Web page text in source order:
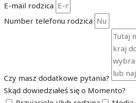
E-mail rodzica
Number telefonu rodzica
Czy masz dodatkowe pytania?
Skąd dowiedziałeś się o Momento?